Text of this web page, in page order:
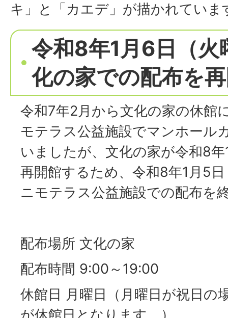
キ」と「カエデ」が描かれていま
令和8年1月6日（火
化の家での配布を
令和7年2月から文化の家の休館
モテラス公益施設でマンホール
いましたが、文化の家が令和8
再開館するため、令和8年1月5
ニモテラス公益施設での配布を
配布場所 文化の家
配布時間 9:00～19:00
休館日 月曜日（月曜日が祝日の